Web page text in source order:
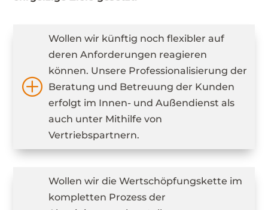
P
Wollen wir künftig noch flexibler auf
deren Anforderungen reagieren
können. Unsere Professionalisierung der
Beratung und Betreuung der Kunden
erfolgt im Innen- und Außendienst als
auch unter Mithilfe von
Vertriebspartnern.
Wollen wir die Wertschöpfungskette im
kompletten Prozess der